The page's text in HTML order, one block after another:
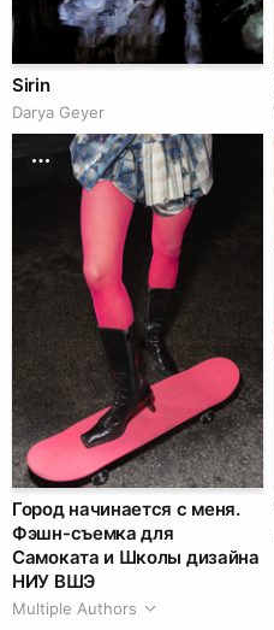
Sirin
Darya Geyer
Город начинается с меня.
Фэшн-съемка для
Самоката и Школы дизайна
НИУ ВШЭ
Multiple Authors